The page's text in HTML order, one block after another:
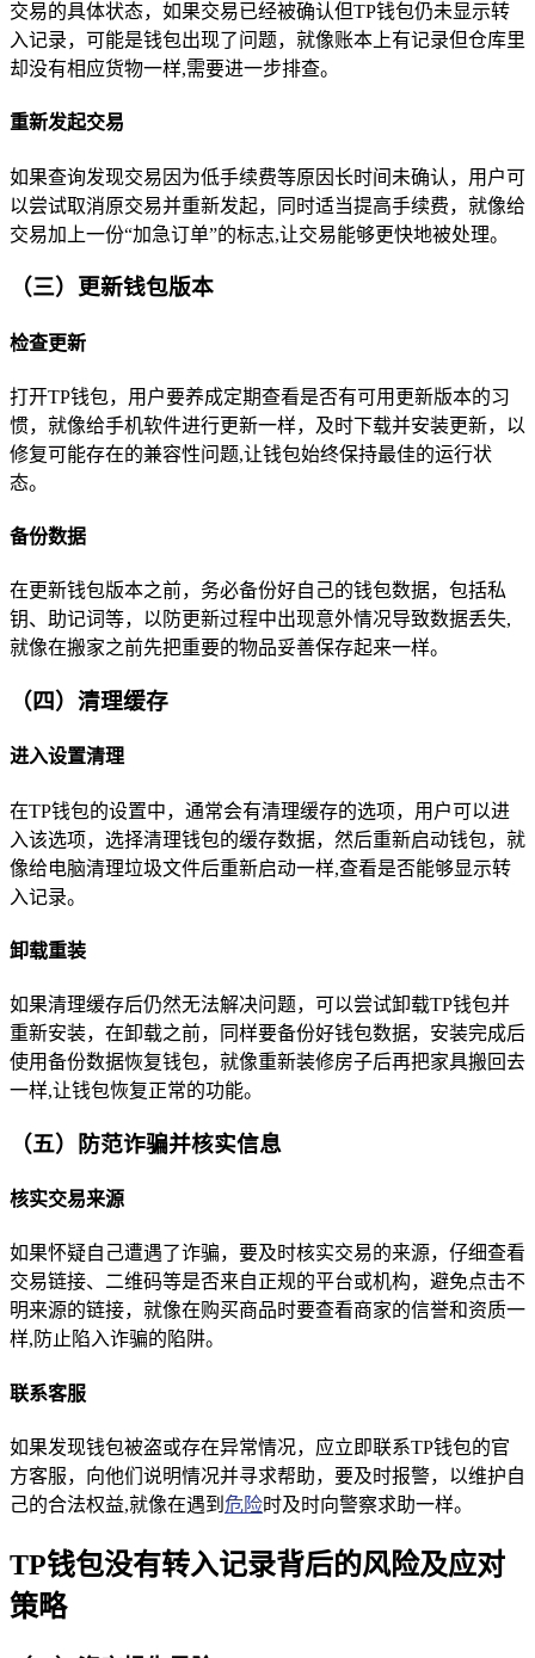
交易的具体状态，如果交易已经被确认但TP钱包仍未显示转
入记录，可能是钱包出现了问题，就像账本上有记录但仓库里
却没有相应货物一样,需要进一步排查。
重新发起交易
如果查询发现交易因为低手续费等原因长时间未确认，用户可
以尝试取消原交易并重新发起，同时适当提高手续费，就像给
交易加上一份“加急订单”的标志,让交易能够更快地被处理。
（三）更新钱包版本
检查更新
打开TP钱包，用户要养成定期查看是否有可用更新版本的习
惯，就像给手机软件进行更新一样，及时下载并安装更新，以
修复可能存在的兼容性问题,让钱包始终保持最佳的运行状
态。
备份数据
在更新钱包版本之前，务必备份好自己的钱包数据，包括私
钥、助记词等，以防更新过程中出现意外情况导致数据丢失,
就像在搬家之前先把重要的物品妥善保存起来一样。
（四）清理缓存
进入设置清理
在TP钱包的设置中，通常会有清理缓存的选项，用户可以进
入该选项，选择清理钱包的缓存数据，然后重新启动钱包，就
像给电脑清理垃圾文件后重新启动一样,查看是否能够显示转
入记录。
卸载重装
如果清理缓存后仍然无法解决问题，可以尝试卸载TP钱包并
重新安装，在卸载之前，同样要备份好钱包数据，安装完成后
使用备份数据恢复钱包，就像重新装修房子后再把家具搬回去
一样,让钱包恢复正常的功能。
（五）防范诈骗并核实信息
核实交易来源
如果怀疑自己遭遇了诈骗，要及时核实交易的来源，仔细查看
交易链接、二维码等是否来自正规的平台或机构，避免点击不
明来源的链接，就像在购买商品时要查看商家的信誉和资质一
样,防止陷入诈骗的陷阱。
联系客服
如果发现钱包被盗或存在异常情况，应立即联系TP钱包的官
方客服，向他们说明情况并寻求帮助，要及时报警，以维护自
己的合法权益,就像在遇到 危险时及时向警察求助一样。
TP钱包没有转入记录背后的风险及应对
策略